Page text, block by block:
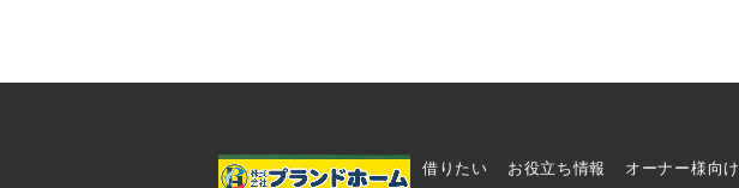
借りたい お役立ち情報
オーナー様向け